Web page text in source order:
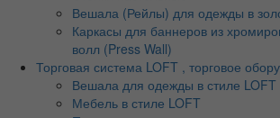
Вешала (Рейлы) для одежды в
Каркасы для баннеров из
волл (Press Wall)
Торговая система LOFT , торговое
Вешала для одежды в стиле LOFT
Мебель в стиле LOFT